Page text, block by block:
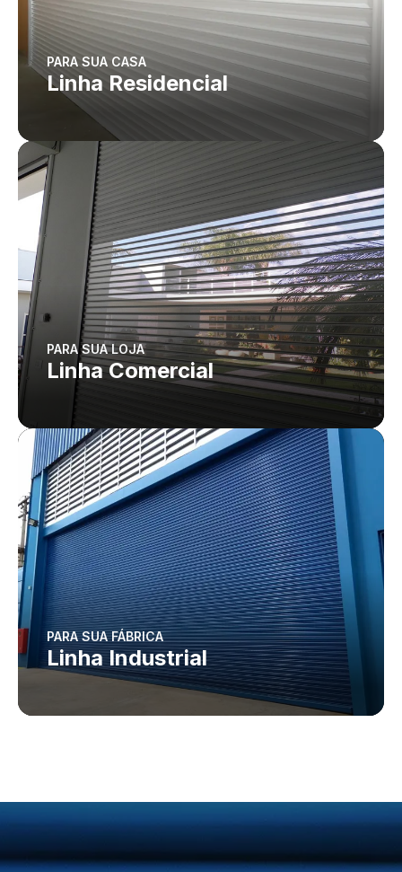
PARA SUA CASA
Linha Residencial
PARA SUA LOJA
Linha Comercial
PARA SUA FÁBRICA
Linha Industrial